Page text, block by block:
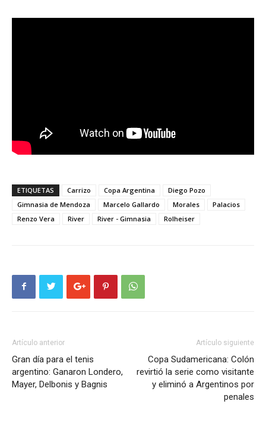
ETIQUETAS Carrizo Copa Argentina
Diego Pozo
Gimnasia de Mendoza
Marcelo Gallardo Morales
Palacios
Renzo Vera
River River - Gimnasia Rolheiser
Artículo anterior
Gran día para el tenis
argentino: Ganaron Londero,
Mayer, Delbonis y Bagnis
Artículo siguiente
Copa Sudamericana: Colón
revirtió la serie como visitante
y eliminó a Argentinos por
penales